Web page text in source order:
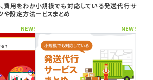
費用をわか
や設定方法
NEW!
小規模でも対応している発送代行サ
ービスまとめ
NEW!